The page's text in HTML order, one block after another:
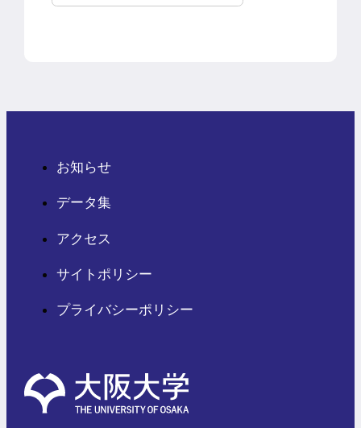
外
お知らせ
データ集
アクセス
サイトポリシー
プライバシーポリシー